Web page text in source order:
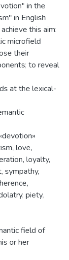
in the
in English
this aim:
microfield
their
to reveal
at the lexical-
love,
loyalty,
sympathy,
piety,
field of
or her